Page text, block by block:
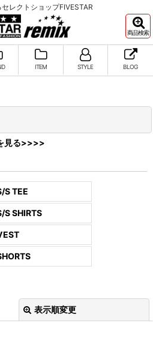
レクトショップFIVESTAR
商品検索
ITEM STYLE BLOG
見る>>>>
S TEE
S SHIRTS
表示順変更